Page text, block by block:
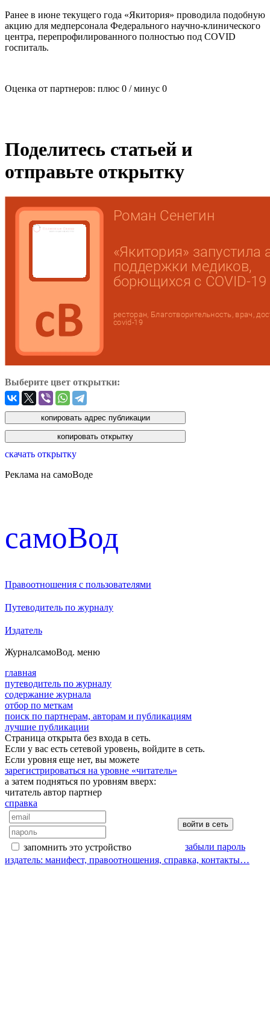
Ранее в июне текущего года «Якитория» проводила подобную
акцию для медперсонала Федерального научно-клинического
центра, перепрофилированного полностью под COVID
госпиталь.
Оценка от партнеров: плюс 0 / минус 0
Поделитесь статьей и
отправьте открытку
Выберите цвет открытки:
скачать открытку
Реклама на самоВоде
cамоВод
Правоотношения с пользователями
Путеводитель по журналу
Издатель
ЖурналсамоВод. меню
главная
путеводитель по журналу
содержание журнала
отбор по меткам
поиск по партнерам, авторам и публикациям
лучшие публикации
Страница открыта без входа в сеть.
Если у вас есть сетевой уровень, войдите в сеть.
Если уровня еще нет, вы можете
зарегистрироваться на уровне «читатель»
а затем подняться по уровням вверх:
читатель автор партнер
справка
запомнить это устройство
забыли пароль
издатель: манифест, правоотношения, справка, контакты…